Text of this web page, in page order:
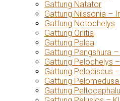
Gattung Natator
Gattung Nilssonia –
Gattung Notochelys
Gattung Orlitia
Gattung Palea
Gattung Pangshura
Gattung Pelochelys
Gattung Pelodiscus
Gattung
Gattung